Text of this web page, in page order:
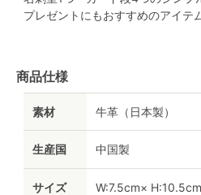
プレゼントにもおすすめのアイテ
商品仕様
素材 牛革（日本製）
生産国 中国製
サイズ W:7.5cm×